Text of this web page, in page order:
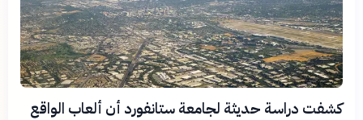
كشفت دراسة حديثة لجامعة ستانفورد أن ألعاب الواقع